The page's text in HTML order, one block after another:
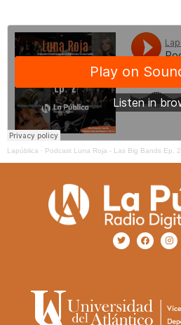
Lapública · Podcast Luna Roja - Las Big Bands Ep. 2